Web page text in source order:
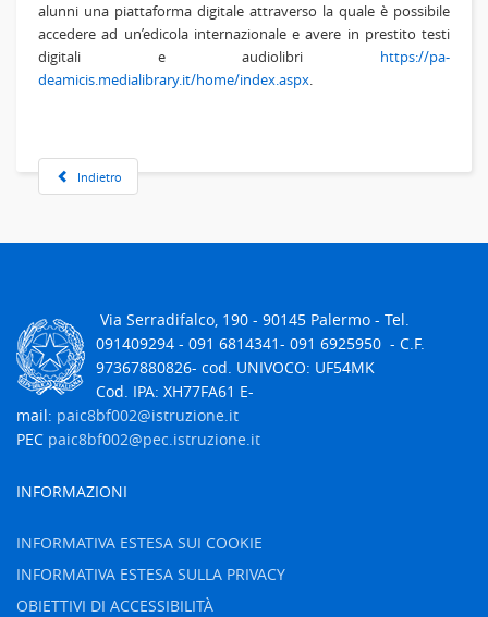
alunni una piattaforma digitale attraverso la quale è possibile
accedere ad un’edicola internazionale e avere in prestito testi
digitali e audiolibri https://pa-
deamicis.medialibrary.it/home/index.aspx.
Indietro
Via Serradifalco, 190 - 90145 Palermo - Tel.
091409294 - 091 6814341- 091 6925950 - C.F.
97367880826- cod. UNIVOCO: UF54MK
Cod. IPA: XH77FA61 E-
mail: paic8bf002@istruzione.it
PEC paic8bf002@pec.istruzione.it
INFORMAZIONI
INFORMATIVA ESTESA SUI COOKIE
INFORMATIVA ESTESA SULLA PRIVACY
OBIETTIVI DI ACCESSIBILITÀ